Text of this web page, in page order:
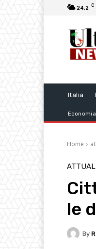
24.2 C
Italia
Economia
Home
le
By